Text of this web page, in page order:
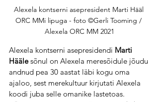
Alexela kontserni asepresident Marti Hääl
ORC MMi lipuga - foto ©Gerli Tooming /
Alexela ORC MM 2021
Alexela kontserni asepresidendi Marti
Hääle sõnul on Alexela meresõidule jõudu
andnud pea 30 aastat läbi kogu oma
ajaloo, sest merekultuur kirjutati Alexela
koodi juba selle omanike lastetoas.